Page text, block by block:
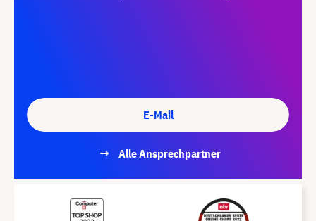
E-Mail
Alle Ansprechpartner